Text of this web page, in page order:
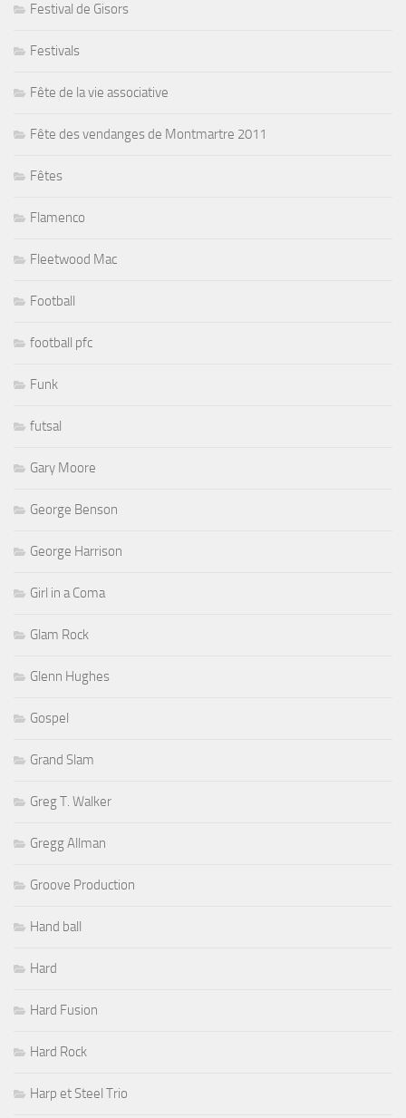
Festival de Gisors
Festivals
Fête de la vie associative
Fête des vendanges de Montmartre 2011
Fêtes
Flamenco
Fleetwood Mac
Football
football pfc
Funk
futsal
Gary Moore
George Benson
George Harrison
Girl in a Coma
Glam Rock
Glenn Hughes
Gospel
Grand Slam
Greg T. Walker
Gregg Allman
Groove Production
Hand ball
Hard
Hard Fusion
Hard Rock
Harp et Steel Trio